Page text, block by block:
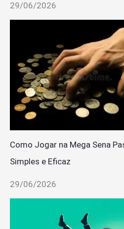
29/06/2026
Como Jogar na Mega Sena
Simples e Eficaz
29/06/2026